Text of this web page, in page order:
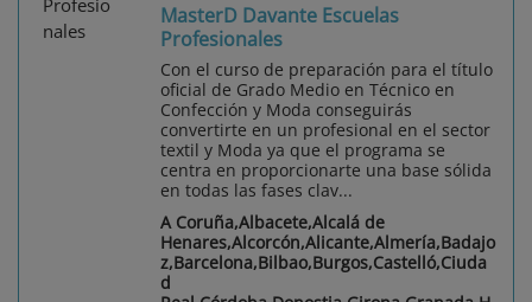
MasterD Davante Escuelas
Profesionales
Con el curso de preparación para el título
oficial de Grado Medio en Técnico en
Confección y Moda conseguirás
convertirte en un profesional en el sector
textil y Moda ya que el programa se
centra en proporcionarte una base sólida
en todas las fases clav...
A Coruña,Albacete,Alcalá de
Henares,Alcorcón,Alicante,Almería,Badajo
z,Barcelona,Bilbao,Burgos,Castelló,Ciuda
d